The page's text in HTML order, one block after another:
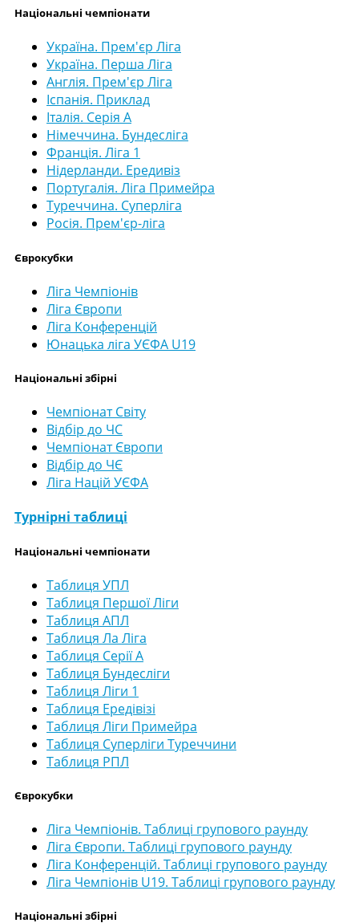
Національні чемпіонати
Україна. Прем'єр Ліга
Україна. Перша Ліга
Англія. Прем'єр Ліга
Іспанія. Приклад
Італія. Серія А
Німеччина. Бундесліга
Франція. Ліга 1
Нідерланди. Ередивіз
Португалія. Ліга Примейра
Туреччина. Суперліга
Росія. Прем'єр-ліга
Єврокубки
Ліга Чемпіонів
Ліга Європи
Ліга Конференцій
Юнацька ліга УЄФА U19
Національні збірні
Чемпіонат Світу
Відбір до ЧС
Чемпіонат Європи
Відбір до ЧЄ
Ліга Націй УЄФА
Турнірні таблиці
Національні чемпіонати
Таблиця УПЛ
Таблиця Першої Ліги
Таблиця АПЛ
Таблиця Ла Ліга
Таблиця Серії А
Таблиця Бундесліги
Таблиця Ліги 1
Таблиця Ередівізі
Таблиця Ліги Примейра
Таблиця Суперліги Туреччини
Таблиця РПЛ
Єврокубки
Ліга Чемпіонів. Таблиці групового раунду
Ліга Європи. Таблиці групового раунду
Ліга Конференцій. Таблиці групового раунду
Ліга Чемпіонів U19. Таблиці групового раунду
Національні збірні